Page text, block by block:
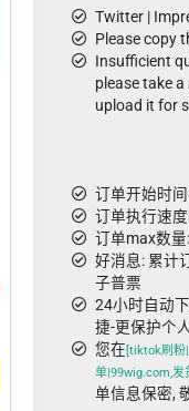
Twitter |
Please copy
Insufficient
please take
upload it for
订单开始时
订单执行速
订单max数
好消息: 累计
子普票
24小时自动
捷-更保护个
您在[tiktok刷粉
单|99wig.com,发
单信息保密,